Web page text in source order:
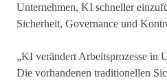
Unternehmen, KI schneller
Sicherheit, Governance und
„KI verändert Arbeitsprozesse in
Die vorhandenen traditionellen